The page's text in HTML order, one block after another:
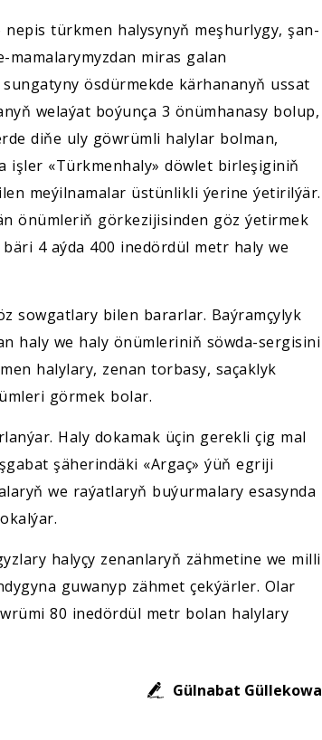
türkmen halysynyň meşhurlygy, şan-
miras galan
ösdürmekde kärhananyň ussat
welaýat boýunça 3 önümhanasy bolup,
diňe uly göwrümli halylar bolman,
işler «Türkmenhaly» döwlet birleşiginiň
meýilnamalar üstünlikli ýerine ýetirilýär.
önümleriň görkezijisinden göz ýetirmek
4 aýda 400 inedördül metr haly we
sowgatlary bilen bararlar. Baýramçylyk
haly we haly önümleriniň söwda-sergisini
halylary, zenan torbasy, saçaklyk
görmek bolar.
Haly dokamak üçin gerekli çig mal
şäherindäki «Argaç» ýüň egriji
we raýatlaryň buýurmalary esasynda
halyçy zenanlaryň zähmetine we milli
guwanyp zähmet çekýärler. Olar
80 inedördül metr bolan halylary
Gülnabat Güllekowa